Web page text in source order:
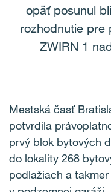
opäť posunul
rozhodnutie pre
ZWIRN 1
Mestská časť
potvrdila
prvý blok bytových
do lokality 268
podlažiach a